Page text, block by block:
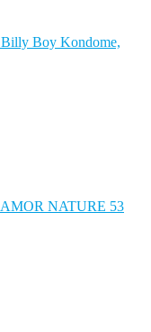
Billy Boy Kondome,
AMOR NATURE 53